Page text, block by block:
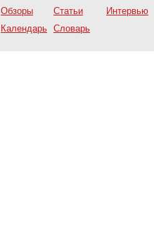
Обзоры
Статьи
Интервью
Календарь Словарь